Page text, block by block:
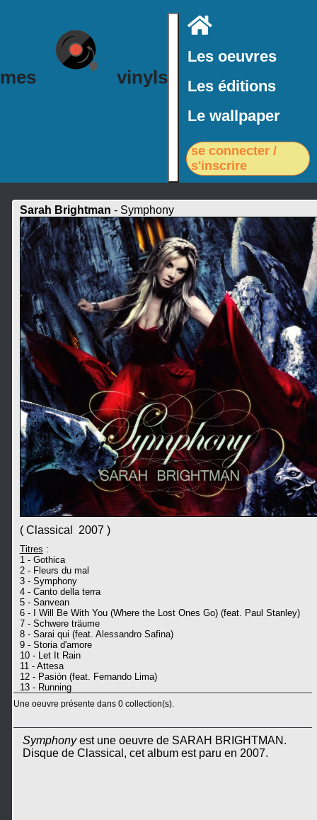
mes vinyls
Accueil
Les oeuvres
Les éditions
Le wallpaper
se connecter /
s'inscrire
Sarah Brightman - Symphony
( Classical 2007 )
Titres :
1 - Gothica
2 - Fleurs du mal
3 - Symphony
4 - Canto della terra
5 - Sanvean
6 - I Will Be With You (Where the Lost Ones Go) (feat. Paul Stanley)
7 - Schwere träume
8 - Sarai qui (feat. Alessandro Safina)
9 - Storia d'amore
10 - Let It Rain
11 - Attesa
12 - Pasión (feat. Fernando Lima)
13 - Running
Une oeuvre présente dans 0 collection(s).
Symphonyest une oeuvre de SARAH BRIGHTMAN.
Disque de Classical, cet album est paru en 2007.